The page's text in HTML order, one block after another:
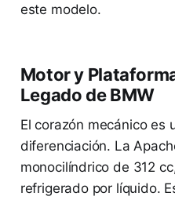
este modelo.
Motor y
Legado de BMW
El corazón mecánico es
diferenciación. La
monocilíndrico de 312
refrigerado por líquido.